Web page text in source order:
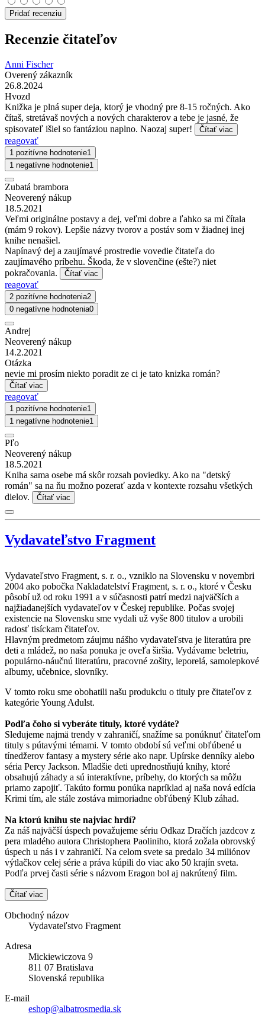
Pridať recenziu
Recenzie čitateľov
Anni Fischer
Overený zákazník
26.8.2024
Hvozd
Knižka je plná super deja, ktorý je vhodný pre 8-15 ročných. Ako
čítaš, stretávaš nových a nových charakterov a tebe je jasné, že
spisovateľ išiel so fantáziou naplno. Naozaj super!
Čítať viac
reagovať
1 pozitívne hodnotenie1
1 negatívne hodnotenie1
Zubatá brambora
Neoverený nákup
18.5.2021
Veľmi originálne postavy a dej, veľmi dobre a ľahko sa mi čítala
(mám 9 rokov). Lepšie názvy tvorov a postáv som v žiadnej inej
knihe nenašiel.
Napínavý dej a zaujímavé prostredie vovedie čitateľa do
zaujímavého príbehu. Škoda, že v slovenčine (ešte?) niet
pokračovania.
Čítať viac
reagovať
2 pozitívne hodnotenia2
0 negatívne hodnotenia0
Andrej
Neoverený nákup
14.2.2021
Otázka
nevie mi prosím niekto poradit ze ci je tato knizka román?
Čítať viac
reagovať
1 pozitívne hodnotenie1
1 negatívne hodnotenie1
Pľo
Neoverený nákup
18.5.2021
Kniha sama osebe má skôr rozsah poviedky. Ako na "detský
román" sa na ňu možno pozerať azda v kontexte rozsahu všetkých
dielov.
Čítať viac
Vydavateľstvo Fragment
Vydavateľstvo Fragment, s. r. o., vzniklo na Slovensku v novembri
2004 ako pobočka Nakladatelství Fragment, s. r. o., ktoré v Česku
pôsobí už od roku 1991 a v súčasnosti patrí medzi najväčších a
najžiadanejších vydavateľov v Českej republike. Počas svojej
existencie na Slovensku sme vydali už vyše 800 titulov a urobili
radosť tisíckam čitateľov.
Hlavným predmetom záujmu nášho vydavateľstva je literatúra pre
deti a mládež, no naša ponuka je oveľa širšia. Vydávame beletriu,
populárno-náučnú literatúru, pracovné zošity, leporelá, samolepkové
albumy, učebnice, slovníky.
V tomto roku sme obohatili našu produkciu o tituly pre čitateľov z
kategórie Young Adulst.
Podľa čoho si vyberáte tituly, ktoré vydáte?
Sledujeme najmä trendy v zahraničí, snažíme sa ponúknuť čitateľom
tituly s pútavými témami. V tomto období sú veľmi obľúbené u
tínedžerov fantasy a mystery série ako napr. Upírske denníky alebo
séria Percy Jackson. Mladšie deti uprednostňujú knihy, ktoré
obsahujú záhady a sú interaktívne, príbehy, do ktorých sa môžu
priamo zapojiť. Takúto formu ponúka napríklad aj naša nová edícia
Krimi tím, ale stále zostáva mimoriadne obľúbený Klub záhad.
Na ktorú knihu ste najviac hrdí?
Za náš najväčší úspech považujeme sériu Odkaz Dračích jazdcov z
pera mladého autora Christophera Paoliniho, ktorá zožala obrovský
úspech u nás i v zahraničí. Na celom svete sa predalo 34 miliónov
výtlačkov celej série a práva kúpili do viac ako 50 krajín sveta.
Podľa prvej časti série s názvom Eragon bol aj nakrútený film.
Čítať viac
Obchodný názov
Vydavateľstvo Fragment
Adresa
Mickiewiczova 9
811 07 Bratislava
Slovenská republika
E-mail
eshop@albatrosmedia.sk